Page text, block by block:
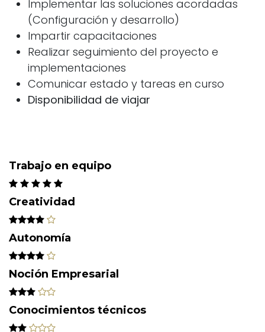
Implementar las soluciones acordadas
(Configuración y desarrollo)
Impartir capacitaciones
Realizar seguimiento del proyecto e
implementaciones
Comunicar estado y tareas en curso
Disponibilidad de viajar
Trabajo en equipo
Creatividad
Autonomía
Noción Empresarial
Conocimientos técnicos